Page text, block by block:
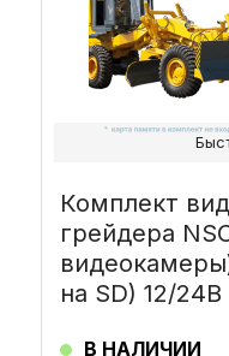
Комплект
грейдера
на SD) 12/24В
В НАЛИЧИИ